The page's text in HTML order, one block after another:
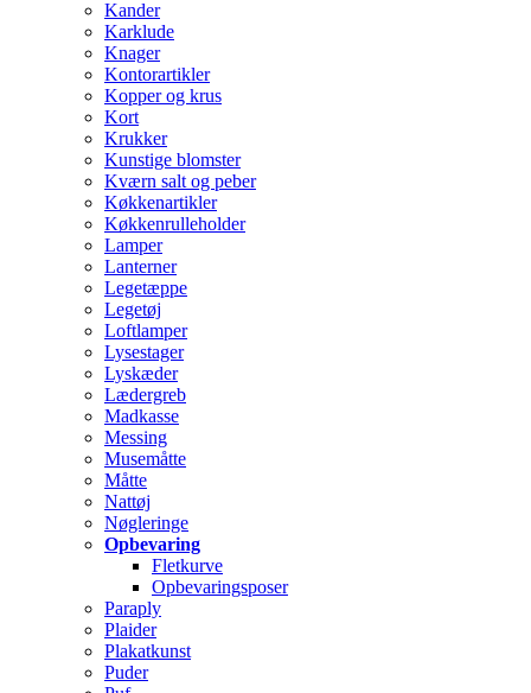
Kander
Karklude
Knager
Kontorartikler
Kopper og krus
Kort
Krukker
Kunstige blomster
Kværn salt og peber
Køkkenartikler
Køkkenrulleholder
Lamper
Lanterner
Legetæppe
Legetøj
Loftlamper
Lysestager
Lyskæder
Lædergreb
Madkasse
Messing
Musemåtte
Måtte
Nattøj
Nøgleringe
Opbevaring
Fletkurve
Opbevaringsposer
Paraply
Plaider
Plakatkunst
Puder